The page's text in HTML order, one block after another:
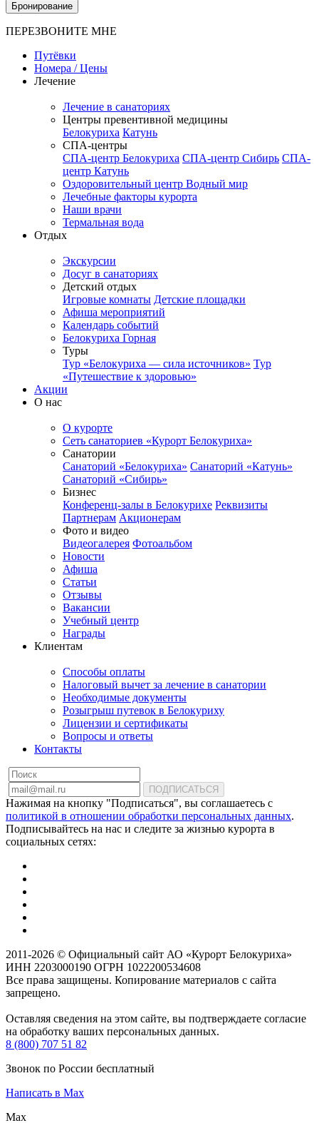
Бронирование
ПЕРЕЗВОНИТЕ МНЕ
Путёвки
Номера / Цены
Лечение
Лечение в санаториях
Центры превентивной медицины
Белокуриха Катунь
СПА-центры
СПА-центр Белокуриха СПА-центр Сибирь СПА-
центр Катунь
Оздоровительный центр Водный мир
Лечебные факторы курорта
Наши врачи
Термальная вода
Отдых
Экскурсии
Досуг в санаториях
Детский отдых
Игровые комнаты Детские площадки
Афиша мероприятий
Календарь событий
Белокуриха Горная
Туры
Тур «Белокуриха — сила источников» Тур
«Путешествие к здоровью»
Акции
О нас
О курорте
Сеть санаториев «Курорт Белокуриха»
Санатории
Санаторий «Белокуриха» Санаторий «Катунь»
Санаторий «Сибирь»
Бизнес
Конференц-залы в Белокурихе Реквизиты
Партнерам Акционерам
Фото и видео
Видеогалерея Фотоальбом
Новости
Афиша
Статьи
Отзывы
Вакансии
Учебный центр
Награды
Клиентам
Способы оплаты
Налоговый вычет за лечение в санатории
Необходимые документы
Розыгрыш путевок в Белокуриху
Лицензии и сертификаты
Вопросы и ответы
Контакты
ПОДПИСАТЬСЯ
Нажимая на кнопку "Подписаться", вы соглашаетесь с
политикой в отношении обработки персональных данных.
Подписывайтесь на нас и следите за жизнью курорта в
социальных сетях:
2011-2026 © Официальный сайт АО «Курорт Белокуриха»
ИНН 2203000190 ОГРН 1022200534608
Все права защищены. Копирование материалов с сайта
запрещено.
Оставляя сведения на этом сайте, вы подтверждаете согласие
на обработку ваших персональных данных.
8 (800) 707 51 82
Звонок по России бесплатный
Написать в Max
Max